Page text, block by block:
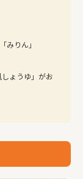
みりん」
ょうゆ」がお